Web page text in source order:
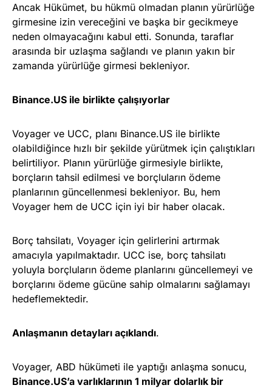
Ancak Hükümet, bu hükmü olmadan planın yürürlüğe
girmesine izin vereceğini ve başka bir gecikmeye
neden olmayacağını kabul etti. Sonunda, taraflar
arasında bir uzlaşma sağlandı ve planın yakın bir
zamanda yürürlüğe girmesi bekleniyor.
Binance.US ile birlikte çalışıyorlar
Voyager ve UCC, planı Binance.US ile birlikte
olabildiğince hızlı bir şekilde yürütmek için çalıştıkları
belirtiliyor. Planın yürürlüğe girmesiyle birlikte,
borçların tahsil edilmesi ve borçluların ödeme
planlarının güncellenmesi bekleniyor. Bu, hem
Voyager hem de UCC için iyi bir haber olacak.
Borç tahsilatı, Voyager için gelirlerini artırmak
amacıyla yapılmaktadır. UCC ise, borç tahsilatı
yoluyla borçluların ödeme planlarını güncellemeyi ve
borçlarını ödeme gücüne sahip olmalarını sağlamayı
hedeflemektedir.
Anlaşmanın detayları açıklandı.
Voyager, ABD hükümeti ile yaptığı anlaşma sonucu,
Binance.US’a varlıklarının 1 milyar dolarlık bir